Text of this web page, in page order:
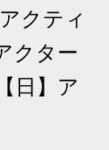
クティ
クター
日】ア